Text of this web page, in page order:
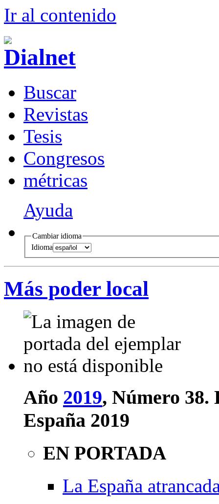
Ir al contenido
Buscar
Revistas
Tesis
Congresos
métricas
Ayuda
Cambiar idioma
Idioma
Más poder local
Año 2019, Número 38.
España 2019
EN PORTADA
La España